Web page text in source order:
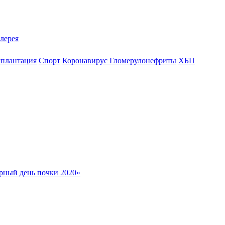
Спорт Коронавирус Гломерулонефриты ХБП
день почки 2020»